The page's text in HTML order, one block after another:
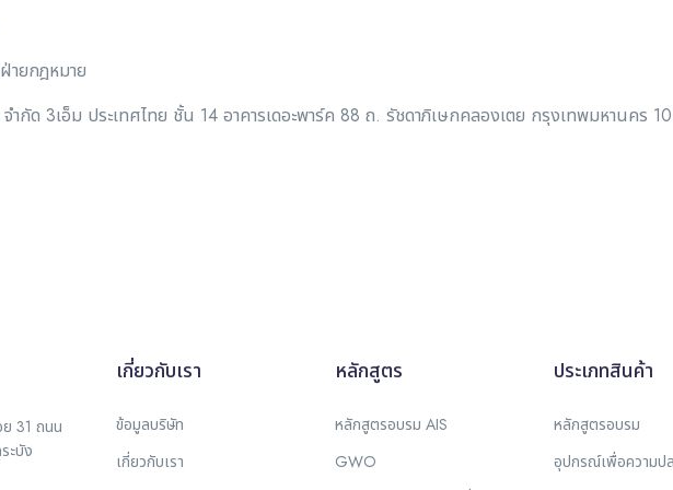
ายกฎหมาย
กัด 3เอ็ม ประเทศไทย ชั้น 14 อาคารเดอะพาร์ค 88 ถ. รัชดาภิเษกคลองเตย กรุงเทพมหานคร
31 ถนน
ะบัง
เกี่ยวกับเรา
ข้อมูลบริษัท
เกี่ยวกับเรา
หลักสูตร
หลักสูตรอบรม AIS
GWO
ประเภทสินค้า
หลักสูตรอบรม
อุปกรณ์เพื่อความป